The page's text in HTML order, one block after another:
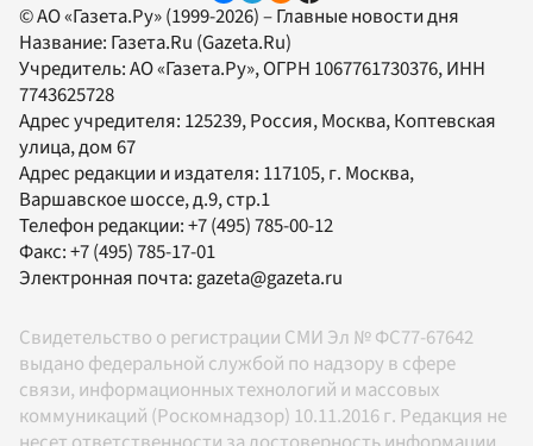
© АО «Газета.Ру» (1999-2026) – Главные новости дня
Название: Газета.Ru (Gazeta.Ru)
Учредитель:АО «Газета.Ру», ОГРН 1067761730376, ИНН
7743625728
Адрес учредителя: 125239, Россия, Москва, Коптевская
улица, дом 67
Адрес редакции и издателя: 117105, г. Москва,
Варшавское шоссе, д.9, стр.1
Телефон редакции:+7 (495) 785-00-12
Факс:+7 (495) 785-17-01
Электронная почта: gazeta@gazeta.ru
Свидетельство о регистрации СМИ Эл № ФС77-67642
выдано федеральной службой по надзору в сфере
связи, информационных технологий и массовых
коммуникаций (Роскомнадзор) 10.11.2016 г. Редакция не